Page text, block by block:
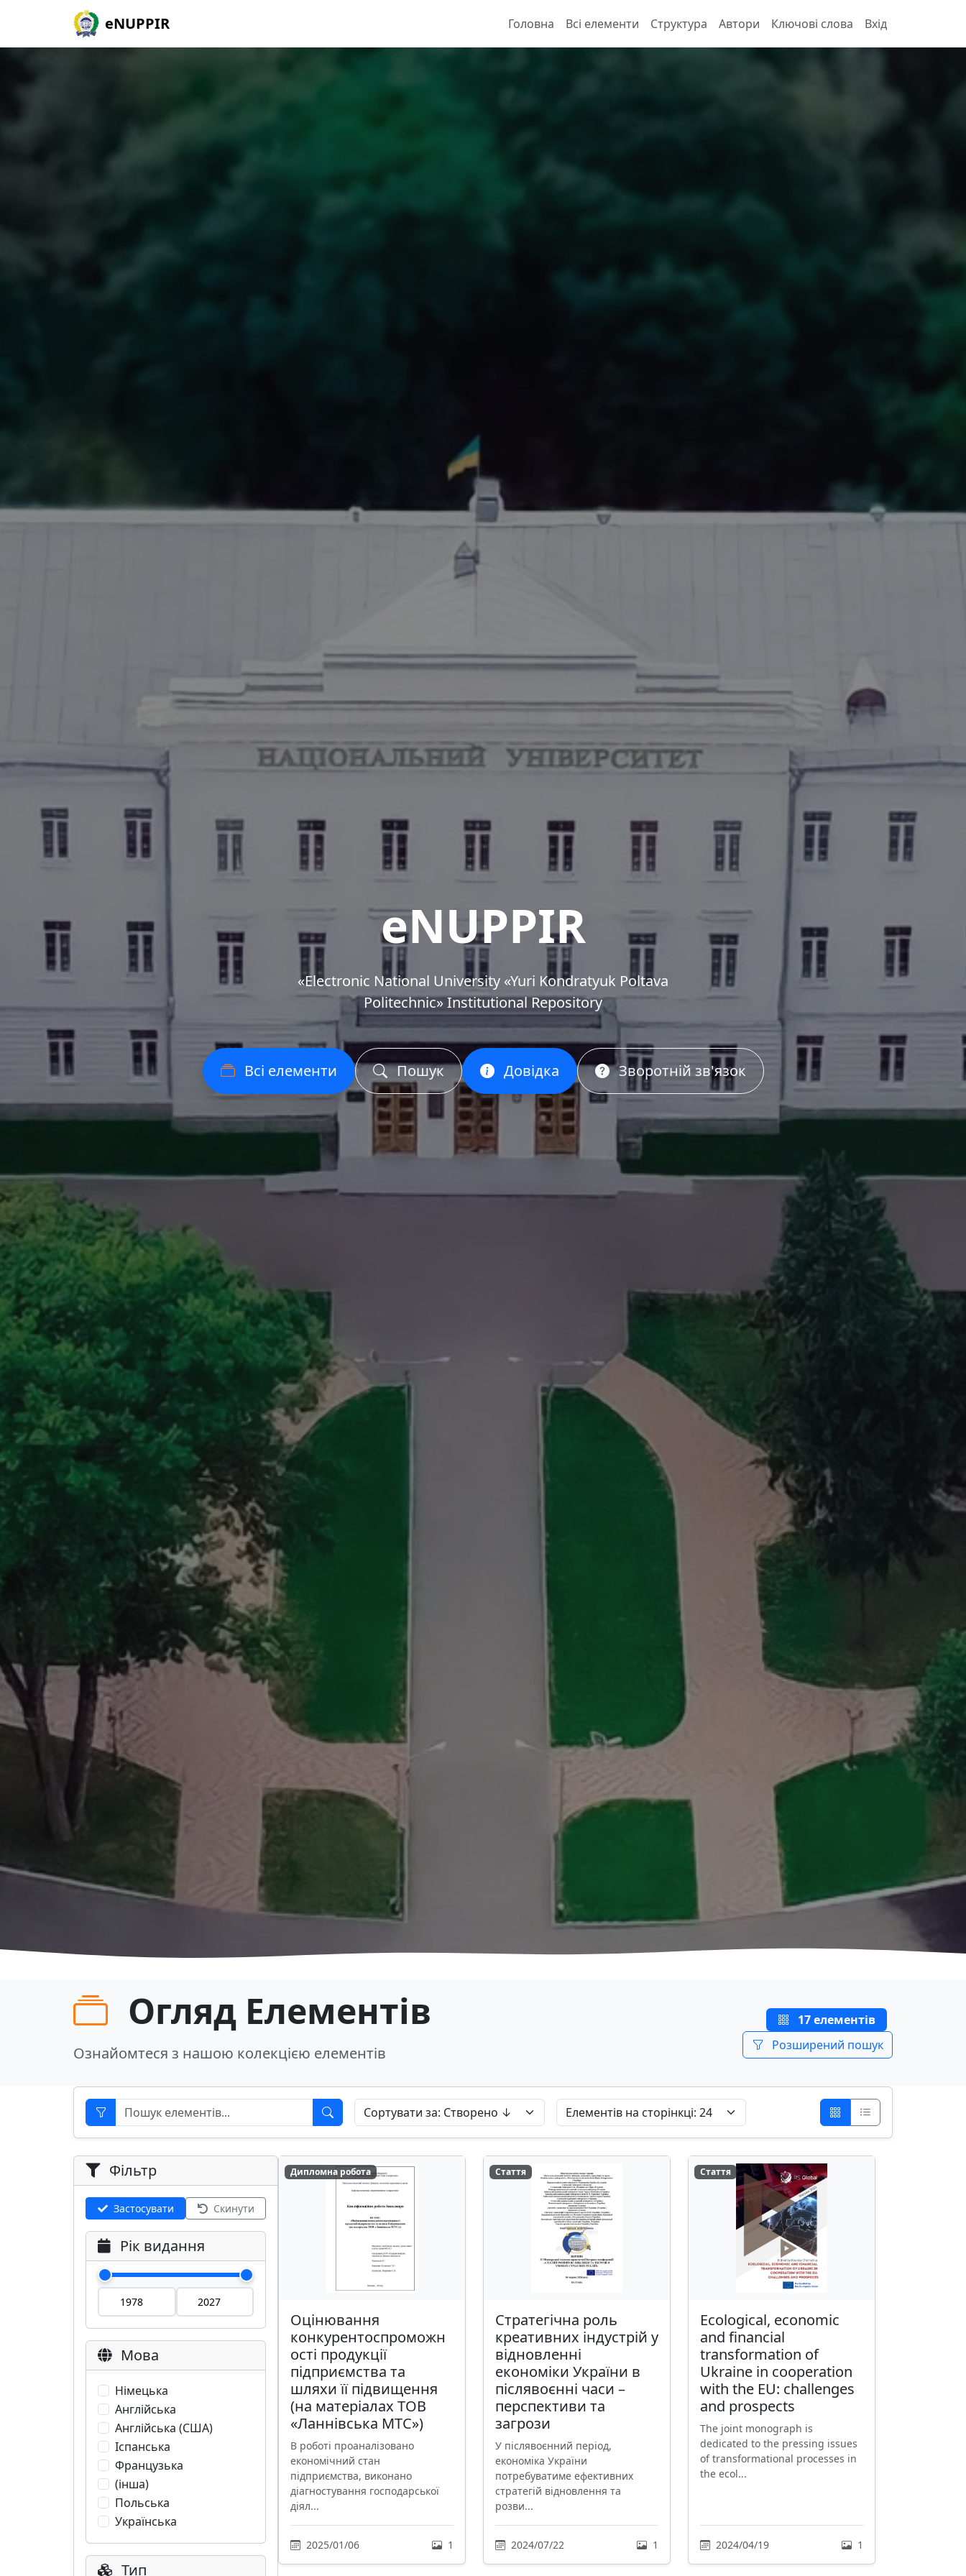
eNUPPIR Головна Всі елементи Структура Автори Ключові слова Вхід
eNUPPIR
«Еlectronic National University «Yuri Kondratyuk Poltava
Politechnic» Institutional Repository
Всі елементи Пошук Довідка Зворотній зв'язок
Огляд Елементів
Ознайомтеся з нашою колекцією елементів
17 елементів
Розширений пошук
Фільтр
Застосувати Скинути
Рік видання
Мова
Німецька
Англійська
Англійська (США)
Іспанська
Французька
(інша)
Польська
Українська
Тип
Дипломна робота
Оцінювання
конкурентоспроможн
ості продукції
підприємства та
шляхи її підвищення
(на матеріалах ТОВ
«Ланнівська МТС»)
В роботі проаналізовано
економічний стан
підприємства, виконано
діагностування господарської
діял...
2025/01/06 1
Стаття
Стратегічна роль
креативних індустрій у
відновленні
економіки України в
післявоєнні часи –
перспективи та
загрози
У післявоєнний період,
економіка України
потребуватиме ефективних
стратегій відновлення та
розви...
2024/07/22 1
Стаття
Ecological, economic
and financial
transformation of
Ukraine in cooperation
with the EU: challenges
and prospects
The joint monograph is
dedicated to the pressing issues
of transformational processes in
the ecol...
2024/04/19 1